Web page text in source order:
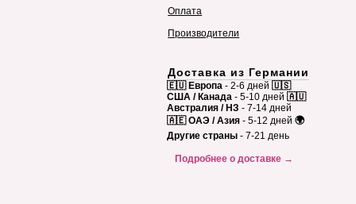
Оплата
Производители
Доставка из Германии
🇪🇺 Европа - 2-6 дней 🇺🇸
США / Канада - 5-10 дней 🇦🇺
Австралия / НЗ - 7-14 дней
🇦🇪 ОАЭ / Азия - 5-12 дней 🌍
Другие страны - 7-21 день
Подробнее о доставке →